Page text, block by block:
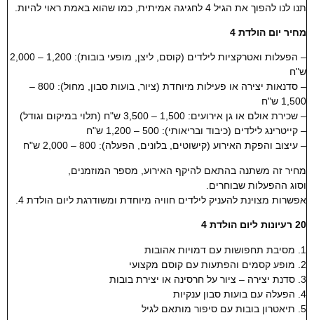
תנו לנו להפוך את הגיל 4 לחגיגה אמיתית, כמו שהוא באמת ראוי להיות.
מחיר יום הולדת 4
– הפעלות ואטרקציות לילדים (קוסם, ליצן, מופעי בובות): 1,200 – 2,000
ש"ח
– סדנאות יצירה או פעילות מיוחדת (ציור, בועות סבון, מחול): 800 –
1,500 ש"ח
– שכירת אולם או גן אירועים: 1,500 – 3,500 ש"ח (תלוי במיקום וגודל)
– קייטרינג לילדים (כיבוד ובריאותי): 500 – 1,200 ש"ח
– עיצוב והפקת האירוע (קישוטים, בלונים, הפעלה): 800 – 2,000 ש"ח
מחיר זה משתנה בהתאם להיקף האירוע, מספר המוזמנים,
וסוג ההפעלות שבוחרים.
אפשרות מצוינת להעניק לילדים חוויה מיוחדת ומשודרגת ליום הולדת 4.
20 רעיונות ליום הולדת 4
1. מסיבת תחפושות עם דמויות אהובות
2. מופע קסמים והפתעות עם קוסם מקצועי
3. סדנת יצירה – ציור על חרסינה או יצירת בובות
4. הפעלה עם בועות סבון ענקיות
5. תיאטרון בובות עם סיפור מותאם לגיל